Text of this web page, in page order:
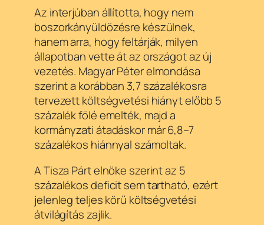
Az interjúban állította, hogy nem
boszorkányüldözésre készülnek,
hanem arra, hogy feltárják, milyen
állapotban vette át az országot az új
vezetés. Magyar Péter elmondása
szerint a korábban 3,7 százalékosra
tervezett költségvetési hiányt előbb 5
százalék fölé emelték, majd a
kormányzati átadáskor már 6,8–7
százalékos hiánnyal számoltak.
A Tisza Párt elnöke szerint az 5
százalékos deficit sem tartható, ezért
jelenleg teljes körű költségvetési
átvilágítás zajlik.